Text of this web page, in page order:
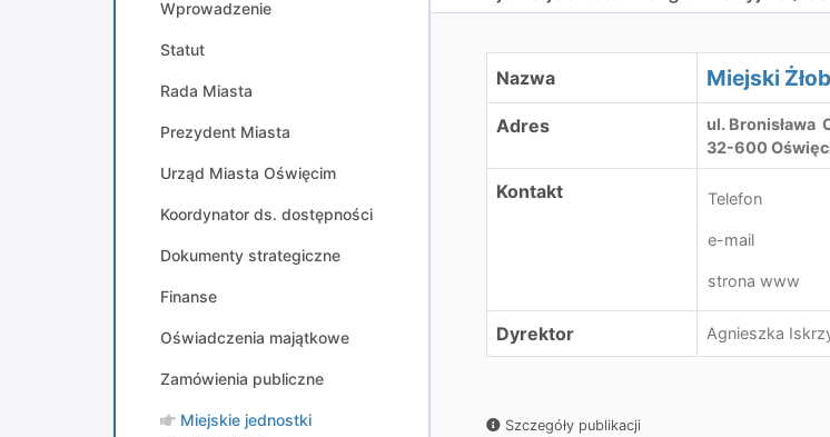
Wprowadzenie
Statut
Rada Miasta
Prezydent Miasta
Urząd Miasta Oświęcim
Koordynator ds. dostępności
Dokumenty strategiczne
Finanse
Oświadczenia majątkowe
Zamówienia publiczne
Miejskie jednostki
Miejski Żłobek nr 1 w Oświęcimiu
Nazwa Miejski
Adres
ul. Bronisława
32-600
Kontakt Telefon
e-mail
strona www
Dyrektor Agnieszka
Szczegóły publikacji